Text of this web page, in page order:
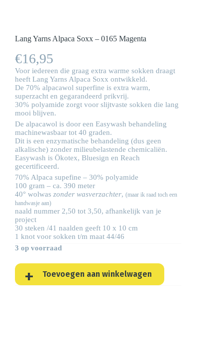
Lang Yarns Alpaca Soxx – 0165 Magenta
€16,95
Voor iedereen die graag extra warme sokken draagt
heeft Lang Yarns Alpaca Soxx ontwikkeld.
De 70% alpacawol superfine is extra warm,
superzacht en gegarandeerd prikvrij.
30% polyamide zorgt voor slijtvaste sokken die lang
mooi blijven.
De alpacawol is door een Easywash behandeling
machinewasbaar tot 40 graden.
Dit is een enzymatische behandeling (dus geen
alkalische) zonder milieubelastende chemicaliën.
Easywash is Ökotex, Bluesign en Reach
gecertificeerd.
70% Alpaca supefine – 30% polyamide
100 gram – ca. 390 meter
40° wolwas zonder wasverzachter, (maar ik raad toch een
handwasje aan)
naald nummer 2,50 tot 3,50, afhankelijk van je
project
30 steken /41 naalden geeft 10 x 10 cm
1 knot voor sokken t/m maat 44/46
3 op voorraad
Toevoegen aan winkelwagen